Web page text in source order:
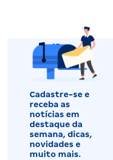
Cadastre-se e
receba as
notícias em
destaque da
semana, dicas,
novidades e
muito mais.